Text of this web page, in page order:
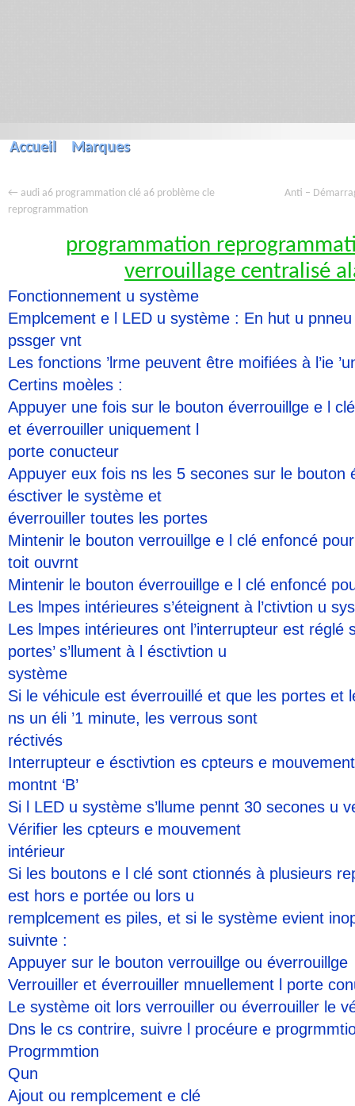
Accueil Marques
← audi a6 programmation clé a6 problème cle
reprogrammation
Anti –
programmation
verrouillage centralisé
Fonctionnement u système
Emplcement e l LED u système : En hut u
pssger vnt
Les fonctions ’lrme peuvent être moifiées à l’ie
Certins moèles :
Appuyer une fois sur le bouton éverrouillge e l
et éverrouiller uniquement l
porte conucteur
Appuyer eux fois ns les 5 secones sur le bouton
ésctiver le système et
éverrouiller toutes les portes
Mintenir le bouton verrouillge e l clé enfoncé
toit ouvrnt
Mintenir le bouton éverrouillge e l clé enfoncé
Les lmpes intérieures s’éteignent à l’ctivtion u
Les lmpes intérieures ont l’interrupteur est réglé
portes’ s’llument à l ésctivtion u
système
Si le véhicule est éverrouillé et que les portes et
ns un éli ’1 minute, les verrous sont
réctivés
Interrupteur e ésctivtion es cpteurs e
montnt ‘B’
Si l LED u système s’llume pennt 30 secones u
Vérifier les cpteurs e mouvement
intérieur
Si les boutons e l clé sont ctionnés à plusieurs
est hors e portée ou lors u
remplcement es piles, et si le système evient
suivnte :
Appuyer sur le bouton verrouillge ou éverrouillge
Verrouiller et éverrouiller mnuellement l porte
Le système oit lors verrouiller ou éverrouiller le
Dns le cs contrire, suivre l procéure e
Progrmmtion
Qun
Ajout ou remplcement e clé